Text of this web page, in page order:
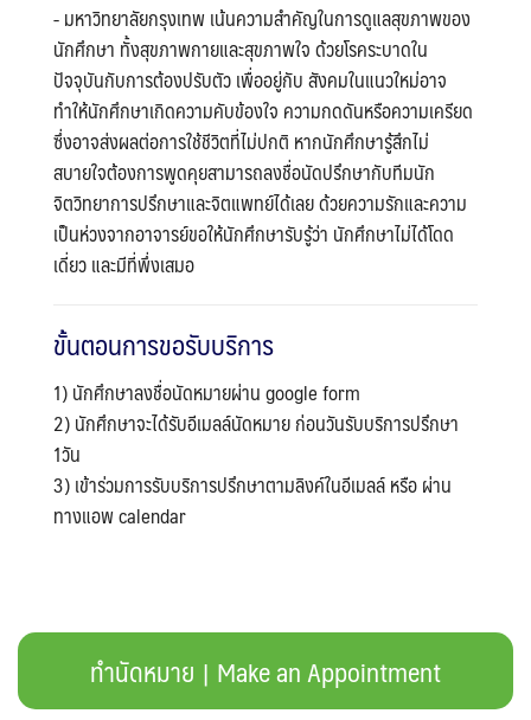
- มหาวิทยาลัยกรุงเทพ เน้นความสำคัญในการดูแลสุขภาพของ
นักศึกษา ทั้งสุขภาพกายและสุขภาพใจ ด้วยโรคระบาดใน
ปัจจุบันกับการต้องปรับตัว เพื่ออยู่กับ สังคมในแนวใหม่อาจ
ทำให้นักศึกษาเกิดความคับข้องใจ ความกดดันหรือความเครียด
ซึ่งอาจส่งผลต่อการใช้ชีวิตที่ไม่ปกติ หากนักศึกษารู้สึกไม่
สบายใจต้องการพูดคุยสามารถลงชื่อนัดปรึกษากับทีมนัก
จิตวิทยาการปรึกษาและจิตแพทย์ได้เลย ด้วยความรักและความ
เป็นห่วงจากอาจารย์ขอให้นักศึกษารับรู้ว่า นักศึกษาไม่ได้โดด
เดี่ยว และมีที่พึ่งเสมอ
ขั้นตอนการขอรับบริการ
1) นักศึกษาลงชื่อนัดหมายผ่าน google form
2) นักศึกษาจะได้รับอีเมลล์นัดหมาย ก่อนวันรับบริการปรึกษา
1วัน
3) เข้าร่วมการรับบริการปรึกษาตามลิงค์ในอีเมลล์ หรือ ผ่าน
ทางแอพ calendar
ทำนัดหมาย | Make an Appointment